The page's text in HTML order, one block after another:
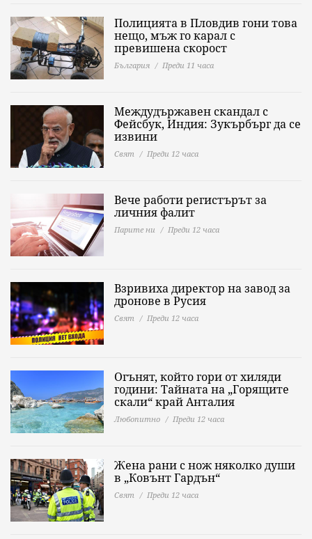
Полицията в Пловдив гони това
нещо, мъж го карал с
превишена скорост
България Преди 11 часа
Междудържавен скандал с
Фейсбук, Индия: Зукърбърг да се
извини
Свят Преди 12 часа
Вече работи регистърът за
личния фалит
Парите ни Преди 12 часа
Взривиха директор на завод за
дронове в Русия
Свят Преди 12 часа
Огънят, който гори от хиляди
години: Тайната на „Горящите
скали“ край Анталия
Любопитно Преди 12 часа
Жена рани с нож няколко души
в „Ковънт Гардън“
Свят Преди 12 часа